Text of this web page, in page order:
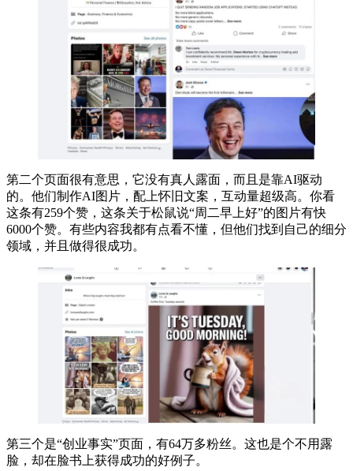
第二个页面很有意思，它没有真人露面，而且是靠AI驱动
的。他们制作AI图片，配上怀旧文案，互动量超级高。你看
这条有259个赞，这条关于松鼠说“周二早上好”的图片有快
6000个赞。有些内容我都有点看不懂，但他们找到自己的细分
领域，并且做得很成功。
第三个是“创业事实”页面，有64万多粉丝。这也是个不用露
脸，却在脸书上获得成功的好例子。